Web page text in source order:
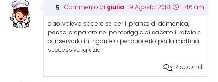
Commento di giulia 9 Agosto 2018 11:46 am
ciao..volevo sapere se per il pranzo di domenica,
posso preparare nel pomeriggio di sabato il rotolo e
conservarlo in frigorifero per cuocerlo poi la mattina
successiva. grazie
Rispondi